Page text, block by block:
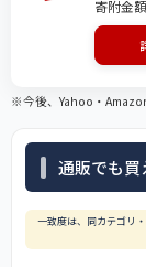
寄附金額
※今後、Yahoo・
通販でも買
一致度は、同カテゴリ